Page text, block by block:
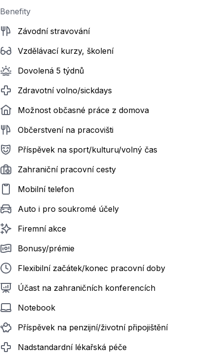
Benefity
Závodní stravování
Vzdělávací kurzy, školení
Dovolená 5 týdnů
Zdravotní volno/sickdays
Možnost občasné práce z domova
Občerstvení na pracovišti
Příspěvek na sport/kulturu/volný čas
Zahraniční pracovní cesty
Mobilní telefon
Auto i pro soukromé účely
Firemní akce
Bonusy/prémie
Flexibilní začátek/konec pracovní doby
Účast na zahraničních konferencích
Notebook
Příspěvek na penzijní/životní připojištění
Nadstandardní lékařská péče